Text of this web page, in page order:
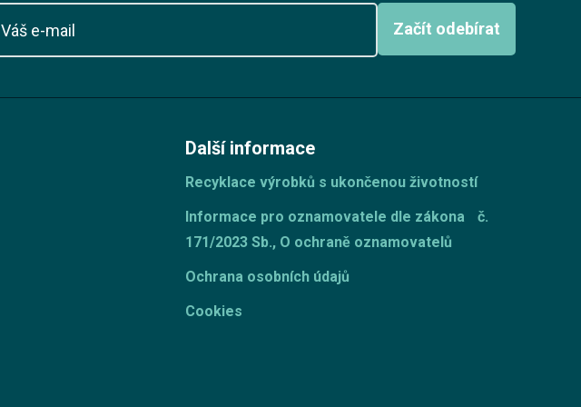
Začít odebírat
Další informace
Recyklace výrobků s ukončenou životností
Informace pro oznamovatele dle zákona č.
171/2023 Sb., O ochraně oznamovatelů
Ochrana osobních údajů
Cookies